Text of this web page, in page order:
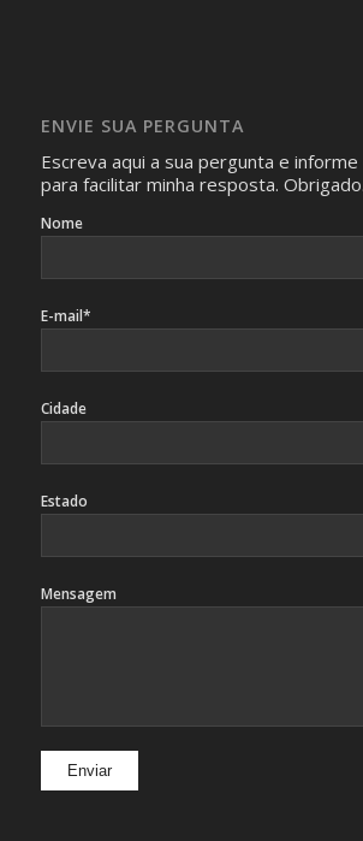
identificação da pessoa fotografada.
ENVIE SUA PERGUNTA
Escreva aqui a sua pergunta e
para facilitar minha resposta. Obrigado.
Nome
E-mail*
Cidade
Estado
Mensagem